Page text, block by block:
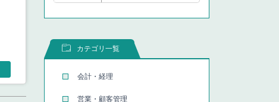
カテゴリ一覧
会計・経理
営業・顧客管理